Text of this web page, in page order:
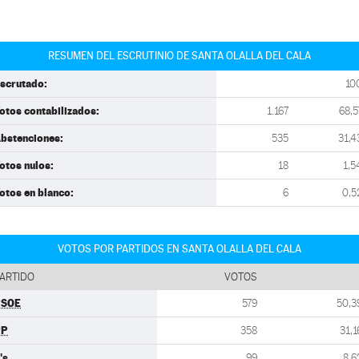
RESUMEN DEL ESCRUTINIO DE SANTA OLALLA DEL CALA
contabilizados: 1.167
535
nulos: 18
en blanco: 6
VOTOS POR PARTIDOS EN SANTA OLALLA DEL CALA
VOTOS
579
358